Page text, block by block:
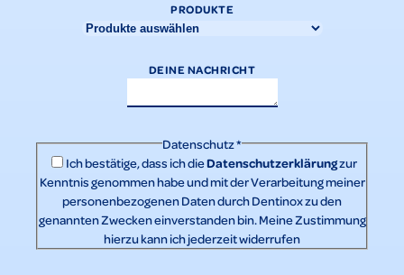
PRODUKTE
DEINE NACHRICHT
Datenschutz*
Ich bestätige, dass ich dieDatenschutzerklärungzur
Kenntnis genommen habe und mit der Verarbeitung meiner
personenbezogenen Daten durch Dentinox zu den
genannten Zwecken einverstanden bin. Meine Zustimmung
hierzu kann ich jederzeit widerrufen